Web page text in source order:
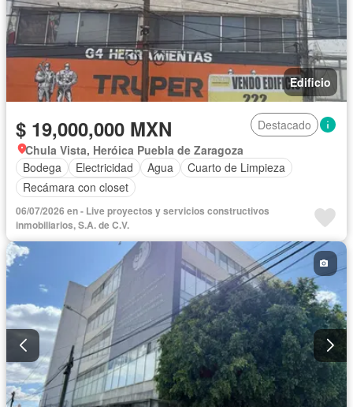
Edificio
$ 19,000,000 MXN
Destacado
Chula Vista, Heróica Puebla de Zaragoza
Bodega
Electricidad Agua
Cuarto de Limpieza
Recámara con closet
06/07/2026 en - Live proyectos y servicios constructivos
inmobiliarios, S.A. de C.V.